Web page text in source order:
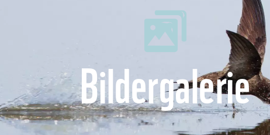
Bildergalerie